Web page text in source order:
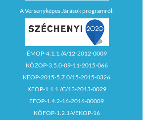
A Versenyképes Járások programról:
ÉMOP-4.1.1./A/12-2012-0009
KÖZOP-3.5.0-09-11-2015-066
KEOP-2015-5.7.0/15-2015-0326
KEOP-1.1.1./C/13-2013-0029
EFOP-1.4.2-16-2016-00009
KÖFOP-1.2.1-VEKOP-16